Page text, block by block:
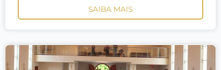
SAIBA MAIS